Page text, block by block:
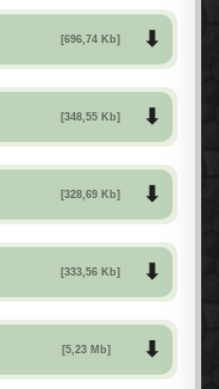
[696,74 Kb]
[348,55 Kb]
[328,69 Kb]
[333,56 Kb]
[5,23 Mb]